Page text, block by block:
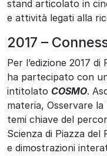
stand articolato in
e attività legati alla
2017 –
Per l’edizione 2017
ha partecipato con
intitolato COSMO.
materia, Osservare
temi chiave del
Scienza di Piazza del
e dimostrazioni